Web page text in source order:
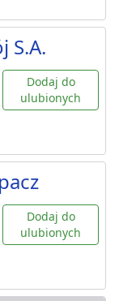
S.A.
Dodaj do
ulubionych
Dodaj do
ulubionych